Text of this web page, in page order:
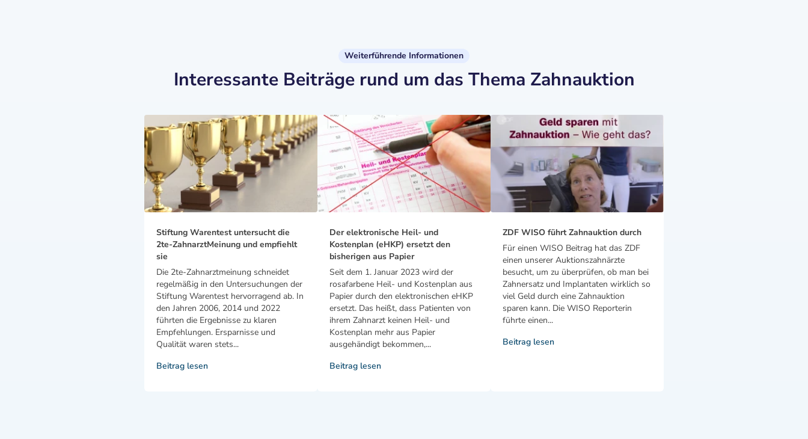
Weiterführende Informationen
Interessante Beiträge rund um das Thema Zahnauktion
Stiftung Warentest untersucht die
2te-ZahnarztMeinung und empfiehlt
sie
Die 2te-Zahnarztmeinung schneidet
regelmäßig in den Untersuchungen der
Stiftung Warentest hervorragend ab. In
den Jahren 2006, 2014 und 2022
führten die Ergebnisse zu klaren
Empfehlungen. Ersparnisse und
Qualität waren stets...
Beitrag lesen
Der elektronische Heil- und
Kostenplan (eHKP) ersetzt den
bisherigen aus Papier
Seit dem 1. Januar 2023 wird der
rosafarbene Heil- und Kostenplan aus
Papier durch den elektronischen eHKP
ersetzt. Das heißt, dass Patienten von
ihrem Zahnarzt keinen Heil- und
Kostenplan mehr aus Papier
ausgehändigt bekommen,...
Beitrag lesen
ZDF WISO führt Zahnauktion durch
Für einen WISO Beitrag hat das ZDF
einen unserer Auktionszahnärzte
besucht, um zu überprüfen, ob man bei
Zahnersatz und Implantaten wirklich so
viel Geld durch eine Zahnauktion
sparen kann. Die WISO Reporterin
führte einen...
Beitrag lesen